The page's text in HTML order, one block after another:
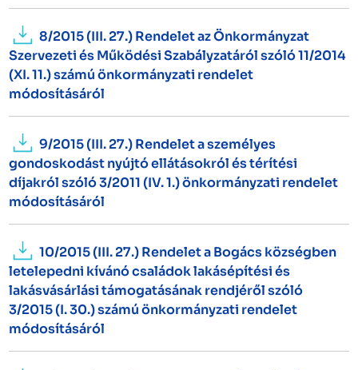
8/2015 (III. 27.) Rendelet az Önkormányzat
Szervezeti és Működési Szabályzatáról szóló 11/2014
(XI. 11.) számú önkormányzati rendelet
módosításáról
9/2015 (III. 27.) Rendelet a személyes
gondoskodást nyújtó ellátásokról és térítési
díjakról szóló 3/2011 (IV. 1.) önkormányzati rendelet
módosításáról
10/2015 (III. 27.) Rendelet a Bogács községben
letelepedni kívánó családok lakásépítési és
lakásvásárlási támogatásának rendjéről szóló
3/2015 (I. 30.) számú önkormányzati rendelet
módosításáról